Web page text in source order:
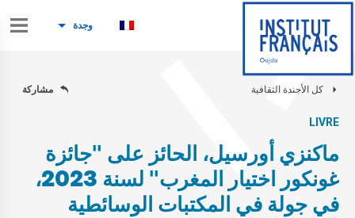
وجدة
كل الأجندة الثقافية مشاركة
LIVRE
ماكنزي أورسيل، الحائز على "جائزة
غونكور اختيار المغرب" لسنة 2023،
في جولة في المكتبات الوسائطية